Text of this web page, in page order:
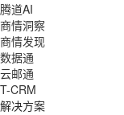
腾道AI
商情洞察
商情发现
数据通
云邮通
T-CRM
解决方案